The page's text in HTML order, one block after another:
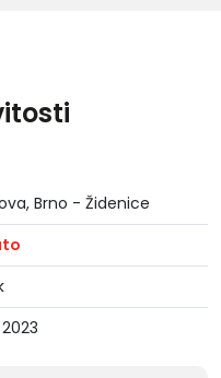
Brno - Židenice